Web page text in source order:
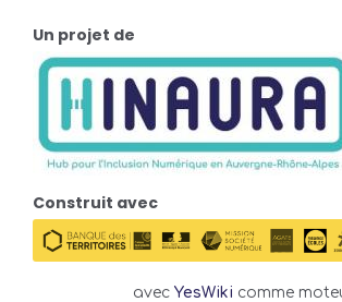
Un projet de
Construit avec
avec YesWiki comme